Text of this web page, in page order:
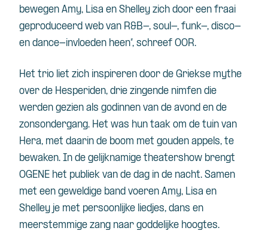
bewegen Amy, Lisa en Shelley zich door een fraai
geproduceerd web van R&B-, soul-, funk-, disco-
en dance-invloeden heen”, schreef OOR.
Het trio liet zich inspireren door de Griekse mythe
over de Hesperiden, drie zingende nimfen die
werden gezien als godinnen van de avond en de
zonsondergang. Het was hun taak om de tuin van
Hera, met daarin de boom met gouden appels, te
bewaken. In de gelijknamige theatershow brengt
OGENE het publiek van de dag in de nacht. Samen
met een geweldige band voeren Amy, Lisa en
Shelley je met persoonlijke liedjes, dans en
meerstemmige zang naar goddelijke hoogtes.